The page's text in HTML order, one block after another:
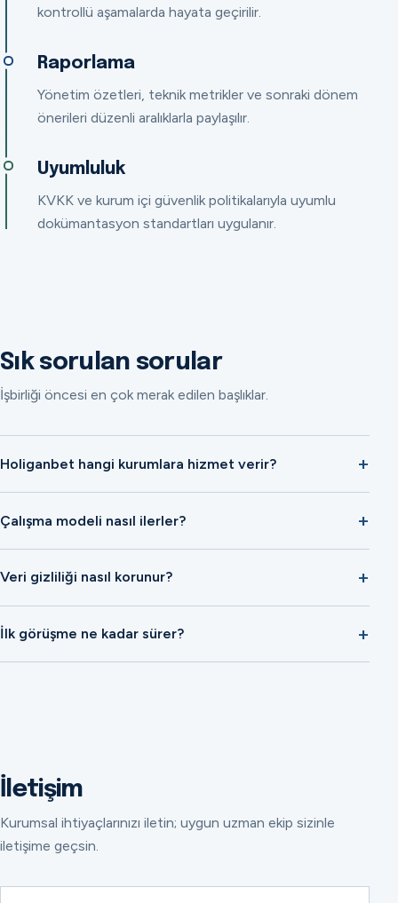
kontrollü aşamalarda hayata geçirilir.
Raporlama
Yönetim özetleri, teknik metrikler ve sonraki dönem
önerileri düzenli aralıklarla paylaşılır.
Uyumluluk
KVKK ve kurum içi güvenlik politikalarıyla uyumlu
dokümantasyon standartları uygulanır.
Sık sorulan sorular
İşbirliği öncesi en çok merak edilen başlıklar.
Holiganbet hangi kurumlara hizmet verir?
Çalışma modeli nasıl ilerler?
Veri gizliliği nasıl korunur?
İlk görüşme ne kadar sürer?
İletişim
Kurumsal ihtiyaçlarınızı iletin; uygun uzman ekip sizinle
iletişime geçsin.